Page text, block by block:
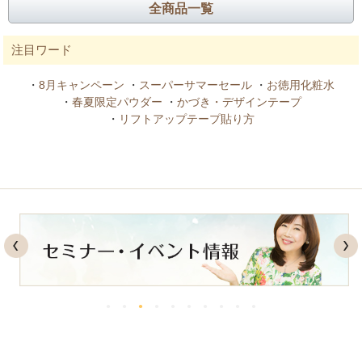
全商品一覧
注目ワード
・ 8月キャンペーン ・ スーパーサマーセール ・ お徳用化粧水
・ 春夏限定パウダー ・ かづき・デザインテープ
・ リフトアップテープ貼り方